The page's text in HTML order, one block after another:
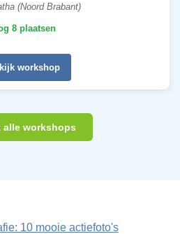
(Noord Brabant)
8 plaatsen
workshop
alle workshops
10 mooie actiefoto's